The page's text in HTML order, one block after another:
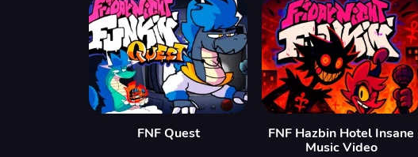
FNF Quest
FNF Hazbin Hotel Insane
Music Video